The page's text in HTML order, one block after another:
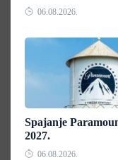
06.08.2026.
Spajanje
2027.
06.08.2026.